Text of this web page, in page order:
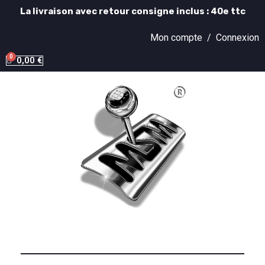
La livraison avec retour consigne inclus : 40e ttc
Mon compte / Connexion
0,00 €